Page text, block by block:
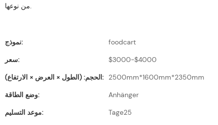
من نوعها.
نموذج:
foodcart
سعر:
$3000-$4000
الحجم: (الطول × العرض × الارتفاع):
2500mm*1600mm*2350mm
وضع الطاقة:
Anhänger
موعد التسليم:
Tage25